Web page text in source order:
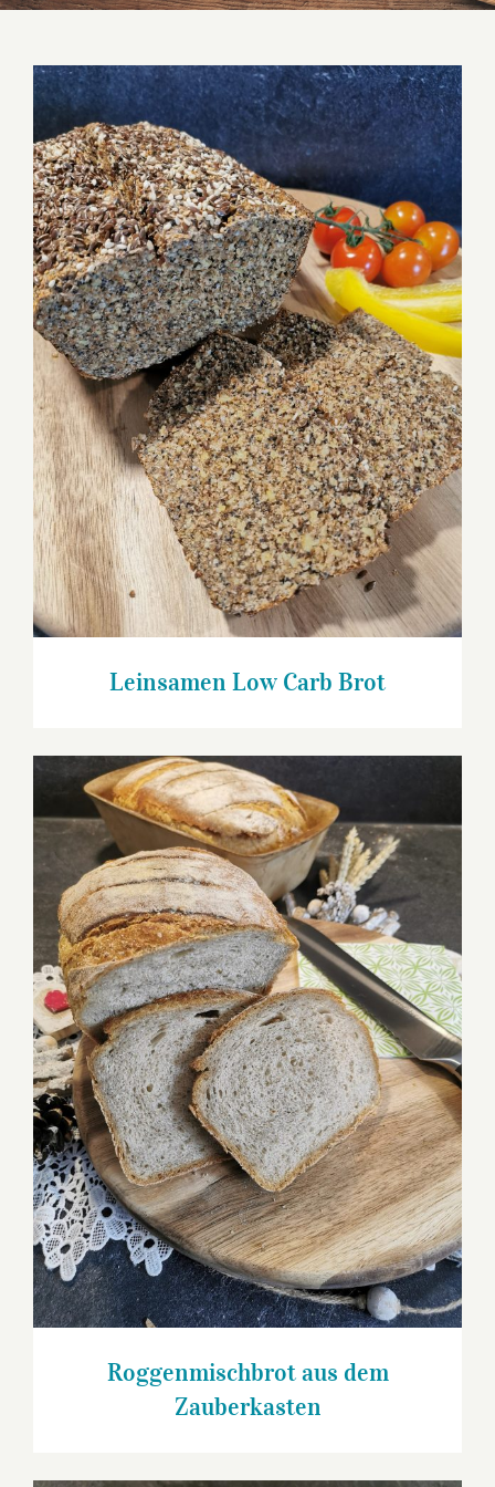
Leinsamen Low Carb Brot
Leinsamen Low Carb Brot
Roggenmischbrot aus dem Zauberkasten
Roggenmischbrot aus dem
Zauberkasten